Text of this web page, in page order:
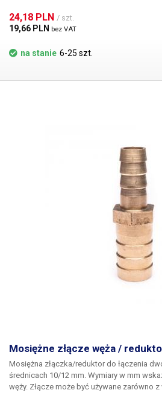
średnicy wewnętrznej 10 i 14 mm Długość:
24,18 PLN / szt.
19,66 PLN bez VAT
na stanie 6-25 szt.
Mosiężne złącze węża /
Mosiężna złączka/reduktor do łączenia
średnicach 10/12 mm. Wymiary w mm
węży. Złącze może być używane zarówno z